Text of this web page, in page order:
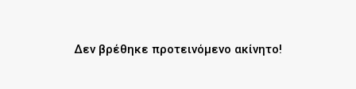
Δεν βρέθηκε προτεινόμενο ακίνητο!